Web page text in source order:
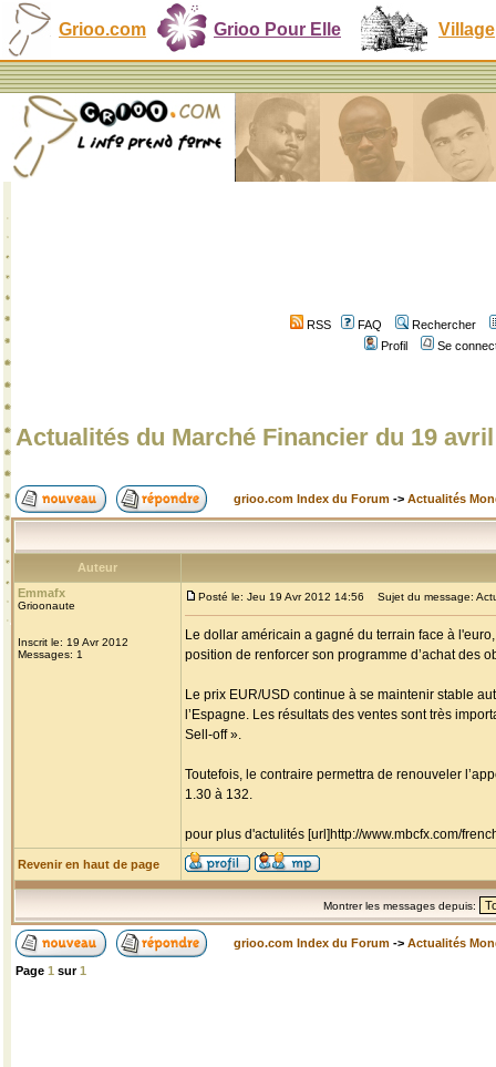
Grioo.com Grioo Pour Elle Village
RSS FAQ
Rechercher
Profil
Se
Actualités du Marché Financier du 19 avril
grioo.com Index du Forum -> Actualités
Auteur
Emmafx
Grioonaute
Inscrit le: 19 Avr 2012
Messages: 1
Posté le: Jeu 19 Avr 2012 14:56 Sujet du message:
Le dollar américain a gagné du terrain face à
position de renforcer son programme d’achat des
Le prix EUR/USD continue à se maintenir stable
l’Espagne. Les résultats des ventes sont très
Sell-off ».
Toutefois, le contraire permettra de renouveler
1.30 à 132.
pour plus d'actulités [url]http://www.mbcfx.com/
Revenir en haut de page
Montrer les messages depuis:
grioo.com Index du Forum -> Actualités
Page 1 sur1